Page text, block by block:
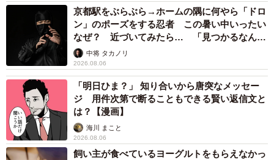
京都駅をぶらぶら→ホームの隅に何やら「ドロ
ン」のポーズをする忍者 この暑い中いったい
なぜ？ 近づいてみたら… 「見つかるなんて
未熟」中将 タカノリ
2026.08.06
「明日ひま？」 知り合いから唐突なメッセー
ジ 用件次第で断ることもできる賢い返信文と
は？【漫画】
海川 まこと
2026.08.06
飼い主が食べているヨーグルトをもらえなかっ